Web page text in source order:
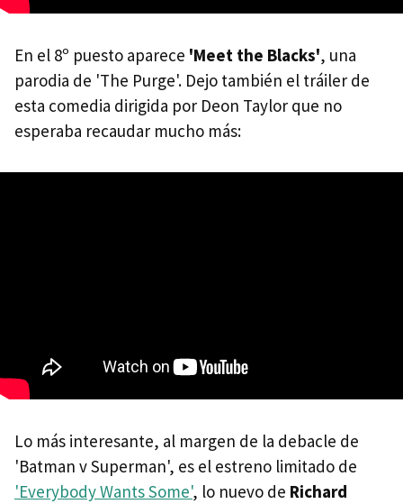
En el 8º puesto aparece 'Meet the Blacks', una
parodia de 'The Purge'. Dejo también el tráiler de
esta comedia dirigida por Deon Taylor que no
esperaba recaudar mucho más:
Lo más interesante, al margen de la debacle de
'Batman v Superman', es el estreno limitado de
'Everybody Wants Some', lo nuevo de Richard